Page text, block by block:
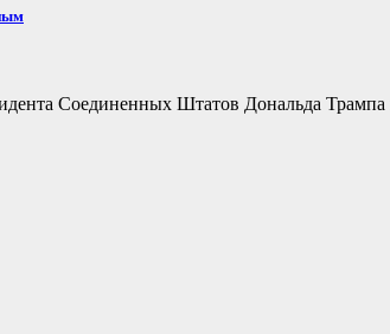
Соединенных Штатов Дональда